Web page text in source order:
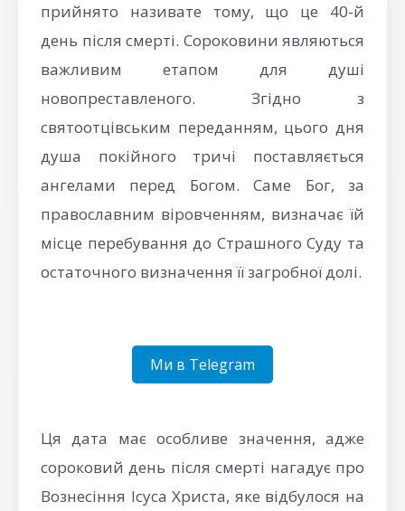
прийнято називате тому, що це 40-й
день після смерті. Сороковини являються
важливим етапом для душі
новопреставленого. Згідно з
святоотцівським переданням, цього дня
душа покійного тричі поставляється
ангелами перед Богом. Саме Бог, за
православним віровченням, визначає їй
місце перебування до Страшного Суду та
остаточного визначення її загробної долі.
Ми в Telegram
Ця дата має особливе значення, адже
сороковий день після смерті нагадує про
Вознесіння Ісуса Христа, яке відбулося на